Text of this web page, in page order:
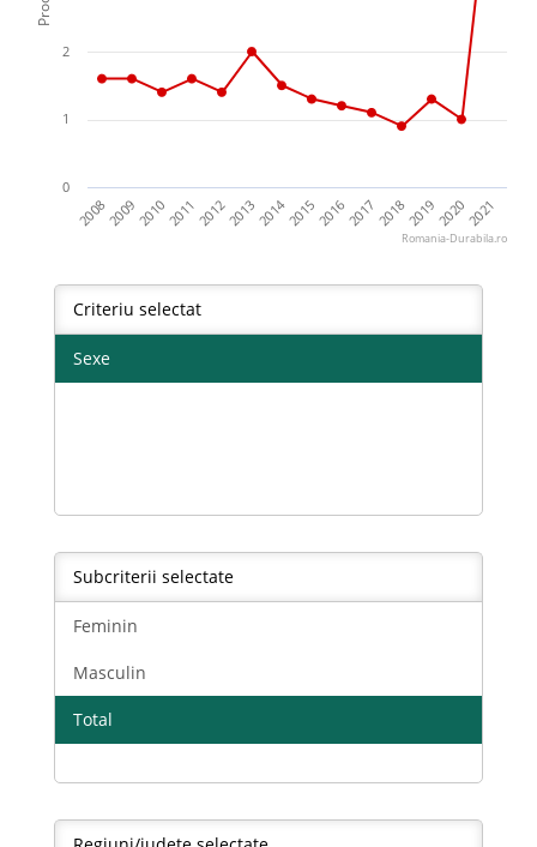
20082009201020112012201320142015201620172018201920202021
0
1
2
Romania-Durabila.ro
Criteriu selectat
Sexe
Subcriterii selectate
Feminin
Masculin
Total